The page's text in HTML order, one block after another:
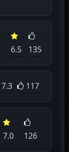
6.5 135
7.3 117
7.0 126